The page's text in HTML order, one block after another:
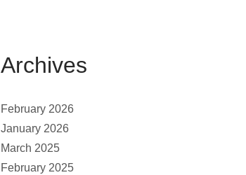
Archives
February 2026
January 2026
March 2025
February 2025